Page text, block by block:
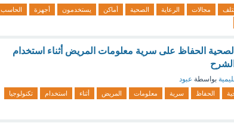
مجالات الرعاية الصحية أماكن يستخدمون أجهزة
الحاسب
الحفاظ على سرية معلومات المريض أثناء استخدام
بواسطة عبود
الحفاظ سرية معلومات المريض أثناء استخدام
تكنولوجيا